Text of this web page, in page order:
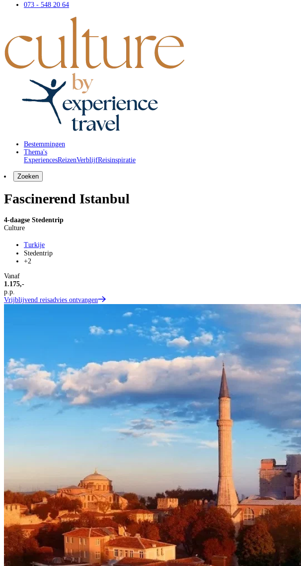
073 - 548 20 64
Bestemmingen
Thema's
ExperiencesReizenVerblijfReisinspiratie
Zoeken
Fascinerend Istanbul
4-daagse Stedentrip
Culture
Turkije
Stedentrip
+2
Vanaf
1.175,-
p.p.
Vrijblijvend reisadvies ontvangen